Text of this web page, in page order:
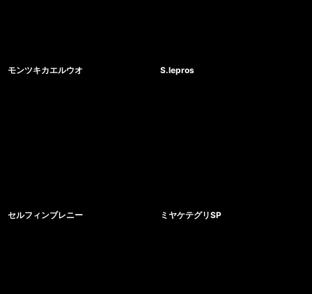
モンツキカエルウオ S.lepros
セルフィンブレニー ミヤケテグリSP